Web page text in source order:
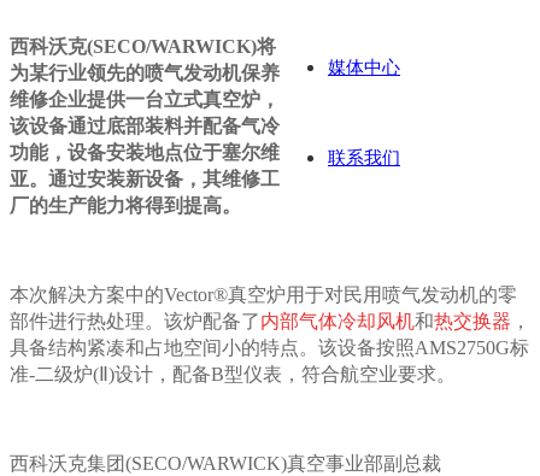
媒体中心
联系我们
西科沃克(SECO/WARWICK)将
为某行业领先的喷气发动机保养
维修企业提供一台立式真空炉，
该设备通过底部装料并配备气冷
功能，设备安装地点位于塞尔维
亚。通过安装新设备，其维修工
厂的生产能力将得到提高。
本次解决方案中的Vector®真空炉用于对民用喷气发动机的零
部件进行热处理。该炉配备了内部气体冷却风机和热交换器 ，
具备结构紧凑和占地空间小的特点。该设备按照AMS2750G标
准-二级炉(Ⅱ)设计，配备B型仪表，符合航空业要求。
西科沃克集团(SECO/WARWICK)真空事业部副总裁